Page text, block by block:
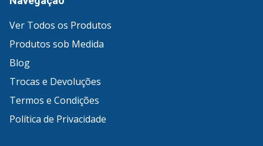
Ver Todos os Produtos
Produtos sob Medida
Blog
Trocas e Devoluções
Termos e Condições
Política de Privacidade